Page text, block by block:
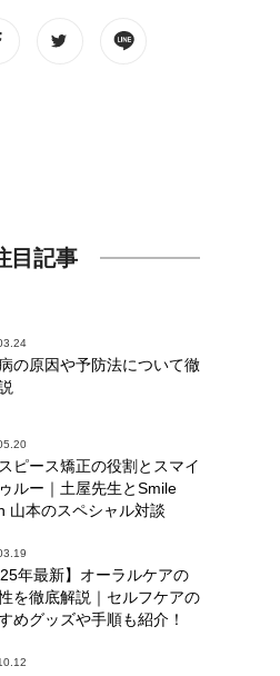
目記事
の原因や予防法について徹
ピース矯正の役割とスマイ
ルー｜土屋先生とSmile
山本のスペシャル対談
年最新】オーラルケアの
を徹底解説｜セルフケアの
めグッズや手順も紹介！